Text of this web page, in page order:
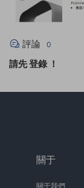
評論 0
請先登錄 ！
關于
關于我們